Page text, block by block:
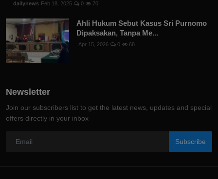
dailynews Feb 18, 2025 0 70
Ahli Hukum Sebut Kasus Sri Purnomo
Dipaksakan, Tanpa Me...
Apr 15, 2026 0 68
Newsletter
Join our subscribers list to get the latest news, updates and special
offers directly in your inbox
Subscribe